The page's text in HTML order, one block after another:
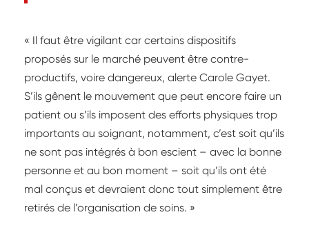
« Il faut être vigilant car certains dispositifs
proposés sur le marché peuvent être contre-
productifs, voire dangereux, alerte Carole Gayet.
S’ils gênent le mouvement que peut encore faire un
patient ou s’ils imposent des efforts physiques trop
importants au soignant, notamment, c’est soit qu’ils
ne sont pas intégrés à bon escient – avec la bonne
personne et au bon moment – soit qu’ils ont été
mal conçus et devraient donc tout simplement être
retirés de l’organisation de soins. »